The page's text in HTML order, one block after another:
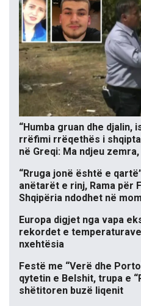
“Humba gruan dhe djalin,
rrëfimi rrëqethës i
në Greqi: Ma ndjeu
“Rruga jonë është e
anëtarët e rinj, Rama për
Shqipëria ndodhet në
Europa digjet nga vapa
rekordet e
nxehtësia
Festë me “Verë dhe
qytetin e Belshit, trupa e
shëtitoren buzë liqenit